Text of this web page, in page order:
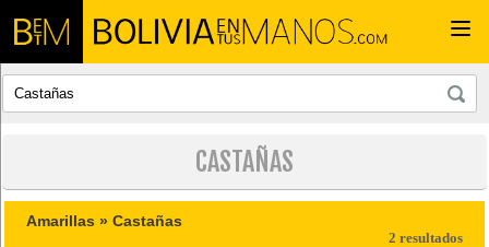
CASTAÑAS
Amarillas »Castañas
2 resultados